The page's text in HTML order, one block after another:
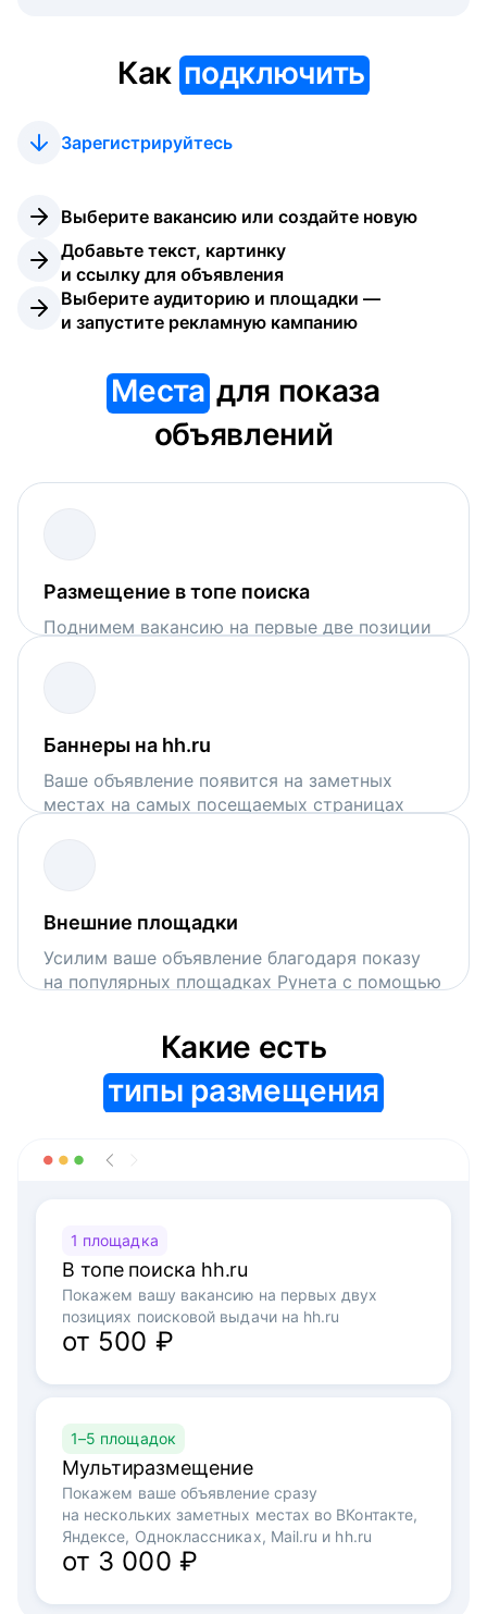
Как подключить
Зарегистрируйтесь
Выберите вакансию или создайте новую
Добавьте текст, картинку
и ссылку для объявления
Выберите аудиторию и площадки —
и запустите рекламную кампанию
Местадля показа
объявлений
Размещение в топе поиска
Поднимем вакансию на первые две позиции
Баннеры на hh.ru
Ваше объявление появится на заметных
местах на самых посещаемых страницах
Внешние площадки
Усилим ваше объявление благодаря показу
на популярных площадках Рунета с помощью
типы размещения
1 площадка
В топе поиска hh.ru
Покажем вашу вакансию на первых двух
позициях поисковой выдачи на hh.ru
от 500 ₽
1–5 площадок
Мультиразмещение
Покажем ваше объявление сразу
на нескольких заметных местах во ВКонтакте,
Яндексе, Одноклассниках, Mail.ru и hh.ru
от 3 000 ₽